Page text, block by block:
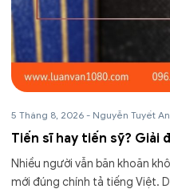
5 Tháng 8, 2026 - Nguyễn Tuyết
Tiến sĩ hay tiến sỹ? Giải
Nhiều người vẫn băn khoăn
mới đúng chính tả tiếng Việt.